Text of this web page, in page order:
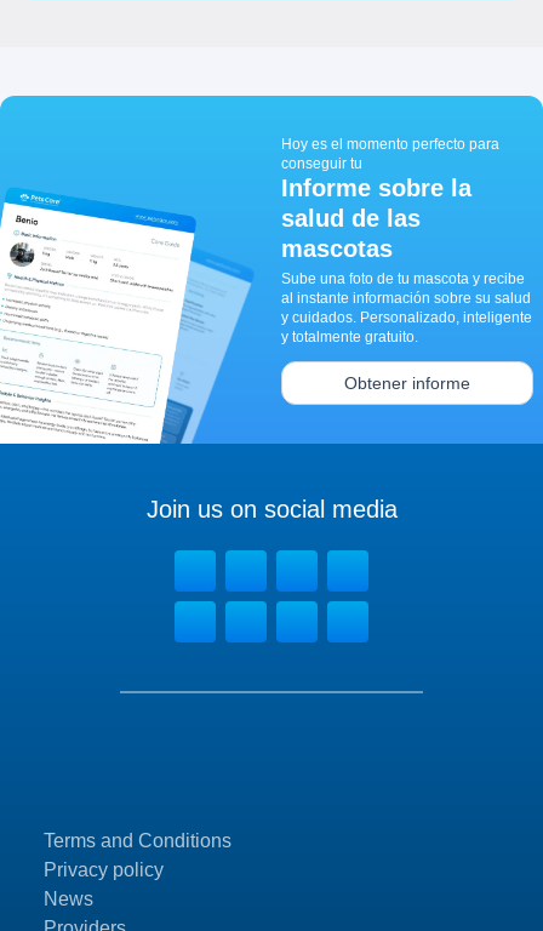
Hoy es el momento perfecto para
conseguir tu
Informe sobre la
salud de las
mascotas
Sube una foto de tu mascota y recibe
al instante información sobre su salud
y cuidados. Personalizado, inteligente
y totalmente gratuito.
Obtener informe
Terms and Conditions
Privacy policy
News
Join us on social media